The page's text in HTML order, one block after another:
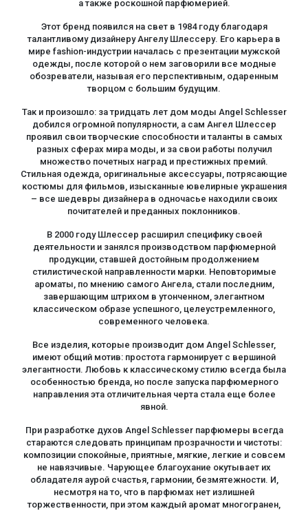
а также роскошной парфюмерией.
Этот бренд появился на свет в 1984 году благодаря
талантливому дизайнеру Ангелу Шлессеру. Его карьера в
мире fashion-индустрии началась с презентации мужской
одежды, после которой о нем заговорили все модные
обозреватели, называя его перспективным, одаренным
творцом с большим будущим.
Так и произошло: за тридцать лет дом моды Angel Schlesser
добился огромной популярности, а сам Ангел Шлессер
проявил свои творческие способности и таланты в самых
разных сферах мира моды, и за свои работы получил
множество почетных наград и престижных премий.
Стильная одежда, оригинальные аксессуары, потрясающие
костюмы для фильмов, изысканные ювелирные украшения
– все шедевры дизайнера в одночасье находили своих
почитателей и преданных поклонников.
В 2000 году Шлессер расширил специфику своей
деятельности и занялся производством парфюмерной
продукции, ставшей достойным продолжением
стилистической направленности марки. Неповторимые
ароматы, по мнению самого Ангела, стали последним,
завершающим штрихом в утонченном, элегантном
классическом образе успешного, целеустремленного,
современного человека.
Все изделия, которые производит дом Angel Schlesser,
имеют общий мотив: простота гармонирует с вершиной
элегантности. Любовь к классическому стилю всегда была
особенностью бренда, но после запуска парфюмерного
направления эта отличительная черта стала еще более
явной.
При разработке духов Angel Schlesser парфюмеры всегда
стараются следовать принципам прозрачности и чистоты:
композиции спокойные, приятные, мягкие, легкие и совсем
не навязчивые. Чарующее благоухание окутывает их
обладателя аурой счастья, гармонии, безмятежности. И,
несмотря на то, что в парфюмах нет излишней
торжественности, при этом каждый аромат многогранен,